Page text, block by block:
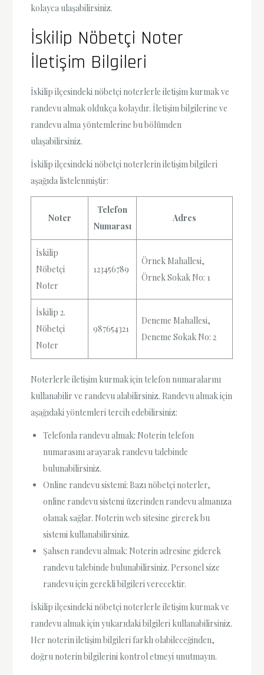
kolayca ulaşabilirsiniz.
İskilip Nöbetçi Noter
İletişim Bilgileri
İskilip ilçesindeki nöbetçi noterlerle iletişim kurmak ve
randevu almak oldukça kolaydır. İletişim bilgilerine ve
randevu alma yöntemlerine bu bölümden
ulaşabilirsiniz.
İskilip ilçesindeki nöbetçi noterlerin iletişim bilgileri
aşağıda listelenmiştir:
Noter
Telefon
Numarası
Adres
İskilip
Nöbetçi
Noter
123456789
Örnek Mahallesi,
Örnek Sokak No: 1
İskilip 2.
Nöbetçi
Noter
987654321
Deneme Mahallesi,
Deneme Sokak No: 2
Noterlerle iletişim kurmak için telefon numaralarını
kullanabilir ve randevu alabilirsiniz. Randevu almak için
aşağıdaki yöntemleri tercih edebilirsiniz:
Telefonla randevu almak: Noterin telefon
numarasını arayarak randevu talebinde
bulunabilirsiniz.
Online randevu sistemi: Bazı nöbetçi noterler,
online randevu sistemi üzerinden randevu almanıza
olanak sağlar. Noterin web sitesine girerek bu
sistemi kullanabilirsiniz.
Şahsen randevu almak: Noterin adresine giderek
randevu talebinde bulunabilirsiniz. Personel size
randevu için gerekli bilgileri verecektir.
İskilip ilçesindeki nöbetçi noterlerle iletişim kurmak ve
randevu almak için yukarıdaki bilgileri kullanabilirsiniz.
Her noterin iletişim bilgileri farklı olabileceğinden,
doğru noterin bilgilerini kontrol etmeyi unutmayın.